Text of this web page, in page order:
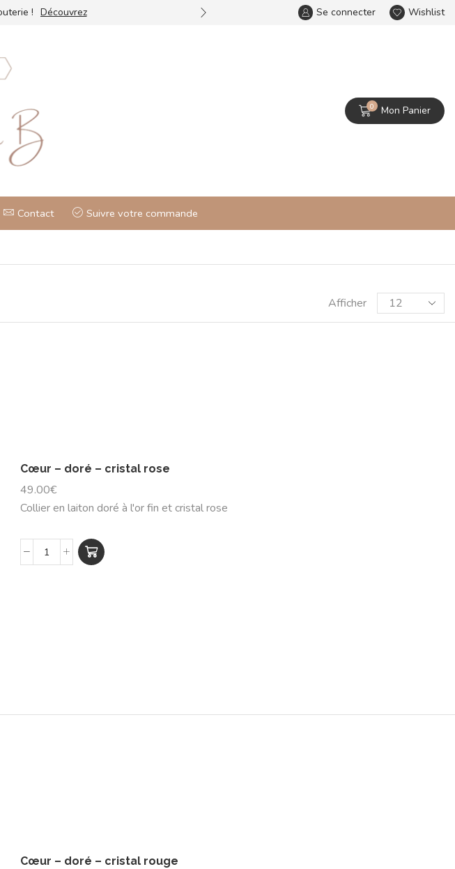
! Découvrez Bienvenue dans notre
Se connecter Wishlist
0 Mon Panier
Contact Suivre votre commande
Afficher
Cœur – doré – cristal rose
49.00€
Collier en laiton doré à l'or fin et cristal rose
Cœur – doré – cristal rouge